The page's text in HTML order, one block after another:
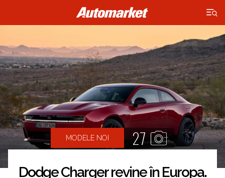
×
MODELE NOI 27
Dodge Charger revine în Europa.